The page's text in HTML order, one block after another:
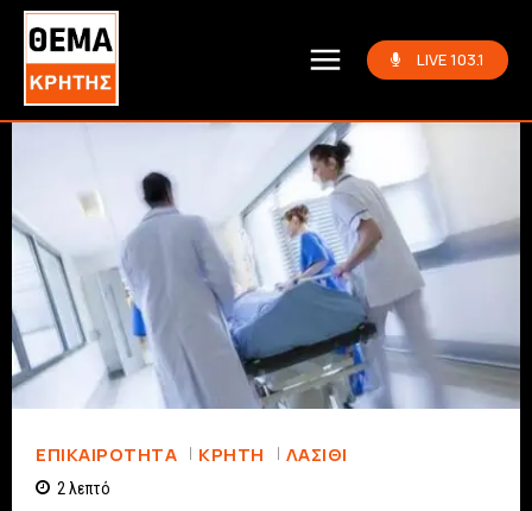
LIVE 103.1
ΕΠΙΚΑΙΡΟΤΗΤΑ ΚΡΗΤΗ ΛΑΣΊΘΙ
2λεπτό